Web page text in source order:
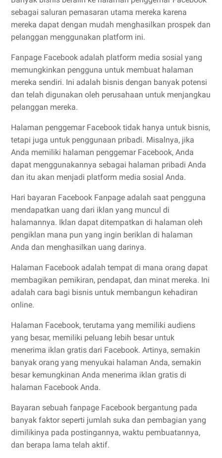
sebagai saluran pemasaran utama mereka karena
mereka dapat dengan mudah menghasilkan prospek dan
pelanggan menggunakan platform ini.
Fanpage Facebook adalah platform media sosial yang
memungkinkan pengguna untuk membuat halaman
mereka sendiri. Ini adalah bisnis dengan banyak potensi
dan telah digunakan oleh perusahaan untuk menjangkau
pelanggan mereka.
Halaman penggemar Facebook tidak hanya untuk bisnis,
tetapi juga untuk penggunaan pribadi. Misalnya, jika
Anda memiliki halaman penggemar Facebook, Anda
dapat menggunakannya sebagai halaman pribadi Anda
dan itu akan menjadi platform media sosial Anda.
Hari bayaran Facebook Fanpage adalah saat pengguna
mendapatkan uang dari iklan yang muncul di
halamannya. Iklan dapat ditempatkan di halaman oleh
pengiklan mana pun yang ingin beriklan di halaman
Anda dan menghasilkan uang darinya.
Halaman Facebook adalah tempat di mana orang dapat
membagikan pemikiran, pendapat, dan minat mereka. Ini
adalah cara bagi bisnis untuk membangun kehadiran
online.
Halaman Facebook, terutama yang memiliki audiens
yang besar, memiliki peluang lebih besar untuk
menerima iklan gratis dari Facebook. Artinya, semakin
banyak orang yang menyukai halaman Anda, semakin
besar kemungkinan Anda menerima iklan gratis di
halaman Facebook Anda.
Bayaran sebuah fanpage Facebook bergantung pada
banyak faktor seperti jumlah suka dan pembagian yang
dimilikinya pada postingannya, waktu pembuatannya,
dan berapa lama telah aktif.